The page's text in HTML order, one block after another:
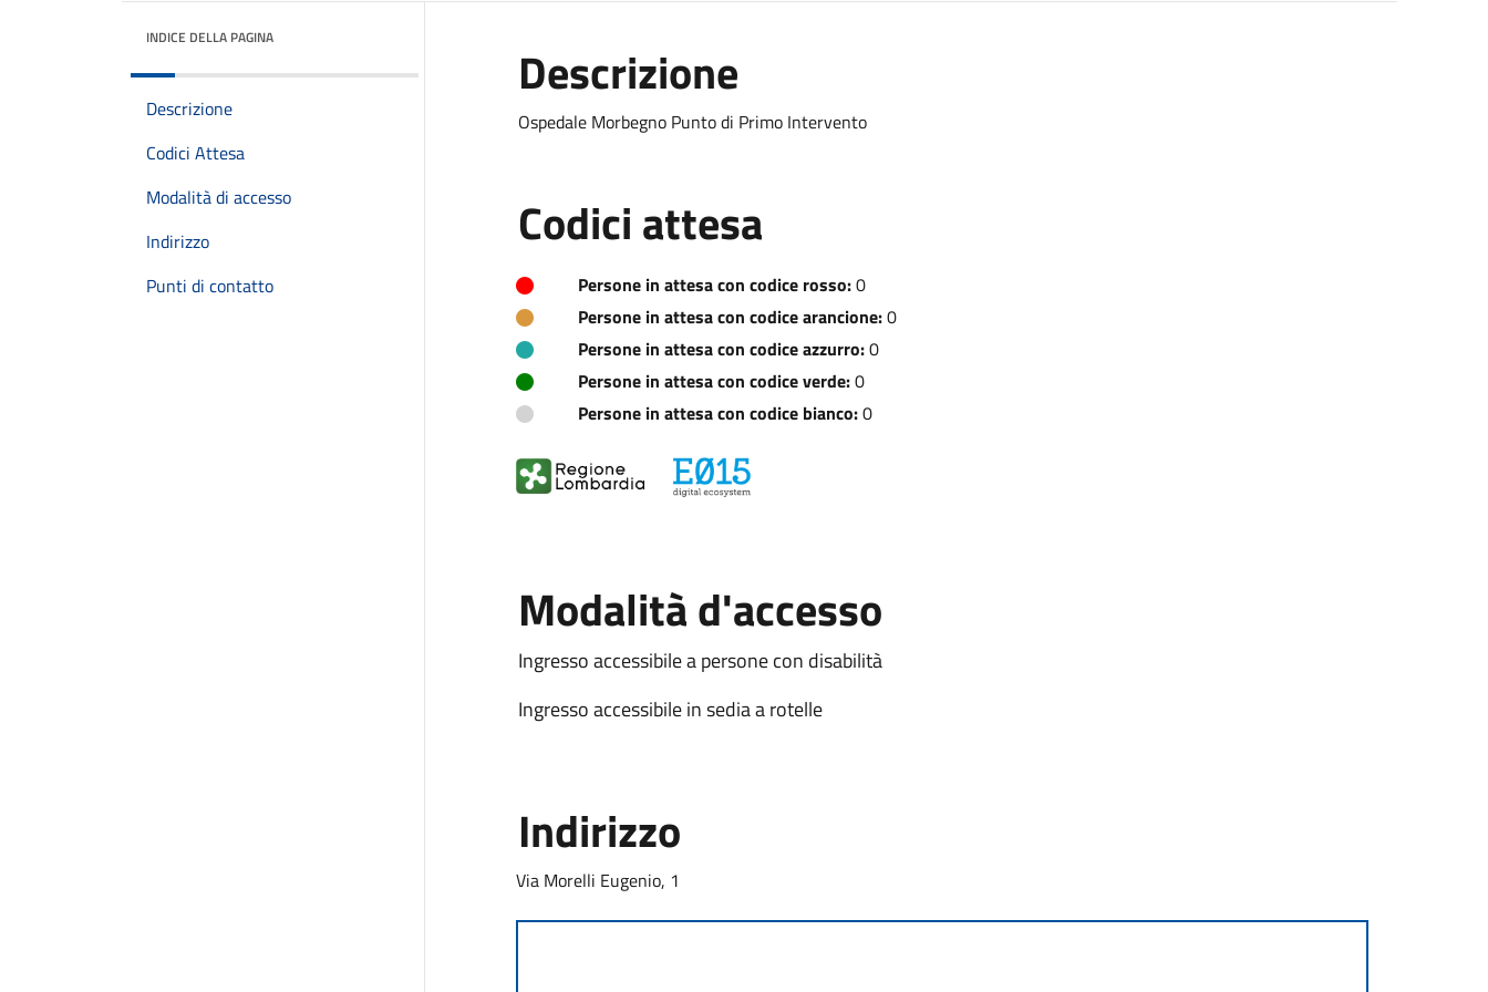
INDICE DELLA PAGINA
Descrizione
Codici Attesa
Modalità di accesso
Indirizzo
Punti di contatto
Descrizione
Ospedale Morbegno Punto di Primo Intervento
Codici attesa
Persone in attesa con codice rosso:0
Persone in attesa con codice arancione:0
Persone in attesa con codice azzurro:0
Persone in attesa con codice verde:0
Persone in attesa con codice bianco:0
Modalità d'accesso
Ingresso accessibile a persone con disabilità
Ingresso accessibile in sedia a rotelle
Indirizzo
Via Morelli Eugenio, 1